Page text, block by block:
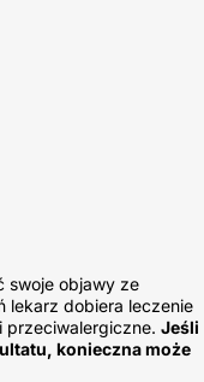
swoje objawy ze
lekarz dobiera leczenie
przeciwalergiczne. Jeśli
konieczna może